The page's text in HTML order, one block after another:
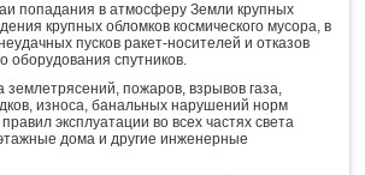
попадания в атмосферу Земли крупных
крупных обломков космического мусора, в
пусков ракет-носителей и отказов
оборудования спутников.
землетрясений, пожаров, взрывов газа,
износа, банальных нарушений норм
эксплуатации во всех частях света
дома и другие инженерные